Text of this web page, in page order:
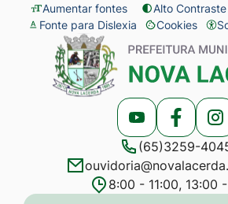
Seção
de
atalhos
acessibilidade
Ir
para
conteúdo
menu
Aumentar fontes Alto Contraste
Fonte para Dislexia
Cookies
Abrir
de
cookies
Seção
menu
Acessar
a
Rede
Social
a
Rede
Social
a
(65)3259-
8:00 - 11:00, 13:00